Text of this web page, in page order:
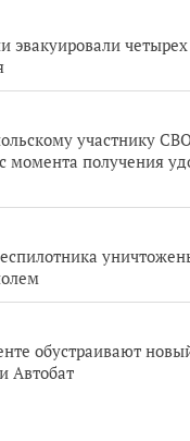
эвакуировали
участнику
момента получения
обустраивают
Автобат